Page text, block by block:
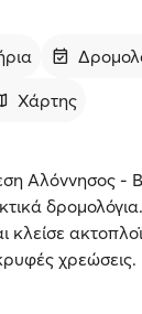
Χάρτης
Αλόννησος -
κλείσε
χρεώσεις.